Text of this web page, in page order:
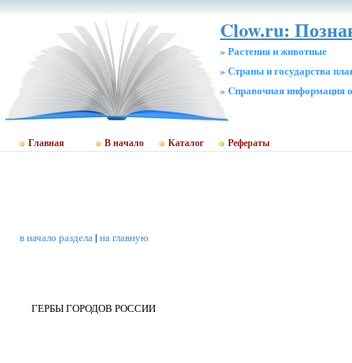
Clow.ru:
» Растения и животные
» Страны и государства
» Cправочная информация
Главная В начало Каталог Рефераты
в начало раздела| на главную
ГЕРБЫ ГОРОДОВ РОССИИ